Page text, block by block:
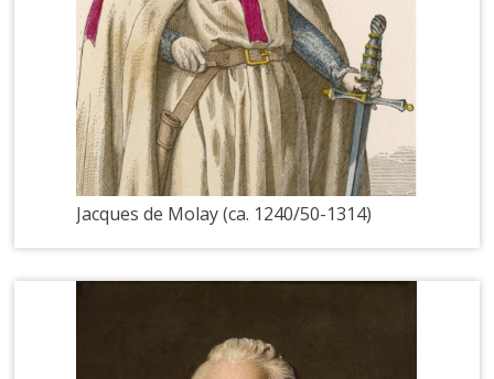
Jacques de Molay (ca. 1240/50-1314)